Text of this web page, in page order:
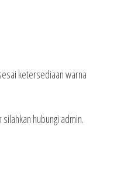
ketersediaan warna
hubungi admin.